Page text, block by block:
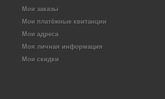
Мои заказы
Мои платёжные квитанции
Мои адреса
Моя личная информация
Мои скидки